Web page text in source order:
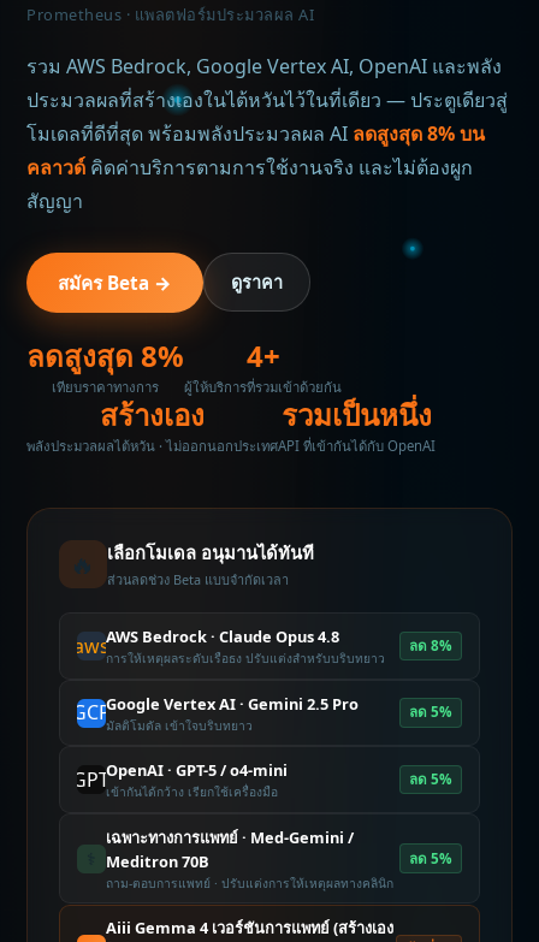
Prometheus · แพลตฟอร์มประมวลผล AI
รวม AWS Bedrock, Google Vertex AI, OpenAI และพลัง
ประมวลผลที่สร้างเองในไต้หวันไว้ในที่เดียว — ประตูเดียวสู่
โมเดลที่ดีที่สุด พร้อมพลังประมวลผล AI ลดสูงสุด 8% บน
คลาวด์ คิดค่าบริการตามการใช้งานจริง และไม่ต้องผูก
สัญญา
สมัคร Beta → ดูราคา
ลดสูงสุด 8%
เทียบราคาทางการ
4+
ผู้ให้บริการที่รวมเข้าด้วยกัน
สร้างเอง
พลังประมวลผลไต้หวัน · ไม่ออกนอกประเทศ
รวมเป็นหนึ่ง
API ที่เข้ากันได้กับ OpenAI
🔥 เลือกโมเดล อนุมานได้ทันที
ส่วนลดช่วง Beta แบบจำกัดเวลา
awsAWS Bedrock · Claude Opus 4.8
การให้เหตุผลระดับเรือธง ปรับแต่งสำหรับบริบทยาว
ลด 8%
GCPGoogle Vertex AI · Gemini 2.5 Pro
มัลติโมดัล เข้าใจบริบทยาว
ลด 5%
GPTOpenAI · GPT-5 / o4-mini
เข้ากันได้กว้าง เรียกใช้เครื่องมือ
ลด 5%
เฉพาะทางการแพทย์ · Med-Gemini /
Meditron 70B
ถาม-ตอบการแพทย์ · ปรับแต่งการให้เหตุผลทางคลินิก
ลด 5%
Aiii Gemma 4 เวอร์ชันการแพทย์ (สร้างเอง